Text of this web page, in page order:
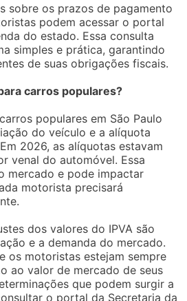
sobre os prazos de pagamento
podem acessar o portal
do estado. Essa consulta
simples e prática, garantindo
de suas obrigações fiscais.
carros populares?
populares em São Paulo
do veículo e a alíquota
2026, as alíquotas estavam
venal do automóvel. Essa
mercado e pode impactar
motorista precisará
dos valores do IPVA são
e a demanda do mercado.
os motoristas estejam sempre
ao valor de mercado de seus
que podem surgir a
o portal da Secretaria da